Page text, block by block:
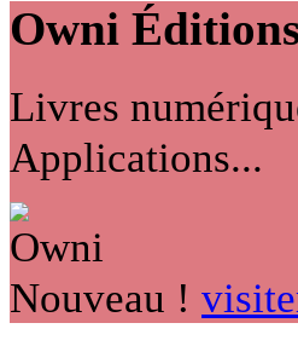
Owni
Livres
Applications...
Nouveau !